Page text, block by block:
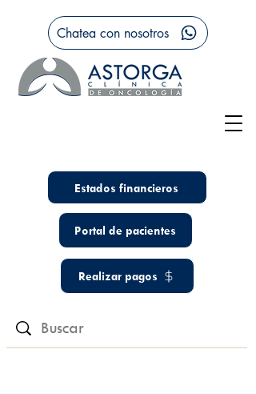
Estados financieros
Portal de pacientes
Realizar pagos
Chatea con nosotros